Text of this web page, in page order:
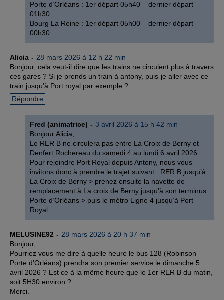
Porte d’Orléans : 1er départ 05h40 – dernier départ
01h30
Bourg La Reine : 1er départ 05h00 – dernier départ
00h30
Alicia
28 mars 2026 à 12 h 22 min
Bonjour, cela veut-il dire que les trains ne circulent plus à travers
ces gares ? Si je prends un train à antony, puis-je aller avec ce
train jusqu’à Port royal par exemple ?
Répondre
Fred (animatrice)
3 avril 2026 à 15 h 42 min
Bonjour Alicia,
Le RER B ne circulera pas entre La Croix de Berny et
Denfert Rochereau du samedi 4 au lundi 6 avril 2026.
Pour rejoindre Port Royal depuis Antony, nous vous
invitons donc à prendre le trajet suivant : RER B jusqu’à
La Croix de Berny > prenez ensuite la navette de
remplacement à La croix de Berny jusqu’à son terminus
Porte d’Orléans > puis le métro Ligne 4 jusqu’à Port
Royal.
MELUSINE92
28 mars 2026 à 20 h 37 min
Bonjour,
Pourriez vous me dire à quelle heure le bus 128 (Robinson –
Porte d’Orléans) prendra son premier service le dimanche 5
avril 2026 ? Est ce à la même heure que le 1er RER B du matin,
soit 5H30 environ ?
Merci.